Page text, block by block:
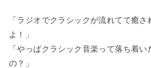
「ラジオでクラシックが流れてて癒さ
よ！」
「やっぱクラシック音楽って落ち着
の？」